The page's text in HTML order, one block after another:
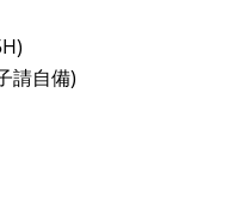
請自備)